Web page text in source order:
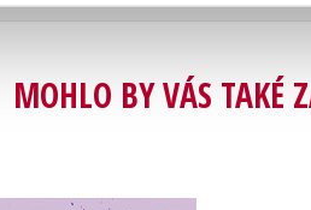
MOHLO BY VÁS TAKÉ